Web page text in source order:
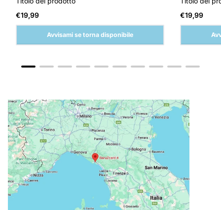
Prezzo
normale
€19,99
Avvisami se torna disponibile
Prezzo
normale
€19,99